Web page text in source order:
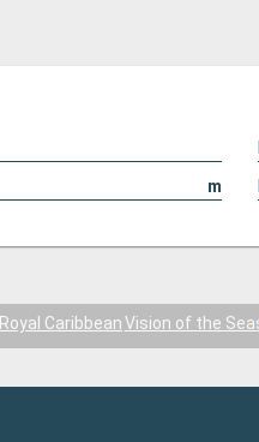
m
Royal CaribbeanVision of the